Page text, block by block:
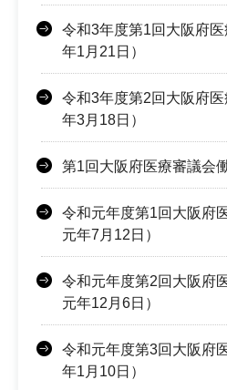
令和3年度第1回大阪府
年1月21日）
令和3年度第2回大阪府
年3月18日）
第1回大阪府医療審議
令和元年度第1回大阪府
元年7月12日）
令和元年度第2回大阪府
元年12月6日）
令和元年度第3回大阪府
年1月10日）